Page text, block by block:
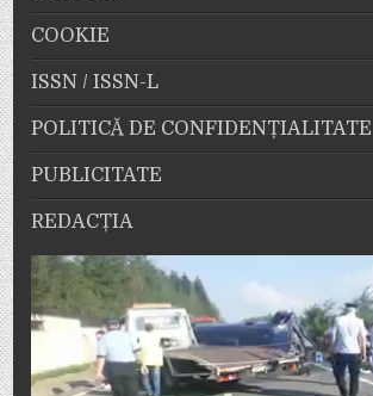
COOKIE
ISSN / ISSN-L
POLITICĂ DE CONFIDENȚIALITATE
PUBLICITATE
REDACȚIA